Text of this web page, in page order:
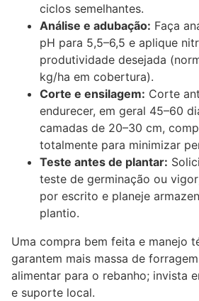
ciclos semelhantes.
Análise e adubação: Faça
pH para 5,5–6,5 e aplique
produtividade desejada
kg/ha em cobertura).
Corte e ensilagem: Corte
endurecer, em geral 45–60
camadas de 20–30 cm,
totalmente para minimizar
Teste antes de plantar:
teste de germinação ou
por escrito e planeje
plantio.
Uma compra bem feita e manejo
garantem mais massa de
alimentar para o rebanho; invista
e suporte local.